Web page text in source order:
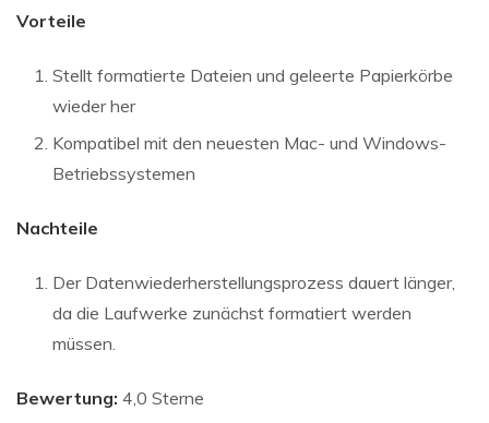
Vorteile
Stellt formatierte Dateien und geleerte Papierkörbe
wieder her
Kompatibel mit den neuesten Mac- und Windows-
Betriebssystemen
Nachteile
Der Datenwiederherstellungsprozess dauert länger,
da die Laufwerke zunächst formatiert werden
müssen.
Bewertung: 4,0 Sterne